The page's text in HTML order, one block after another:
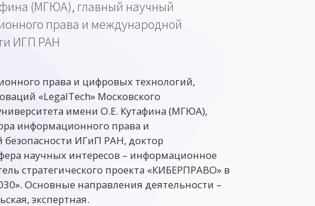
(МГЮА), главный научный
права и международной
ИГП РАН
права и цифровых технологий,
«LegalTech» Московского
имени О.Е. Кутафина (МГЮА),
информационного права и
ИГиП РАН, доктор
научных интересов – информационное
стратегического проекта «КИБЕРПРАВО» в
Основные направления деятельности –
экспертная.